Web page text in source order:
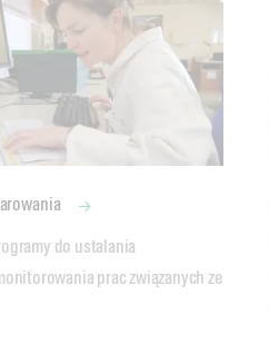
do ustalania
prac związanych ze